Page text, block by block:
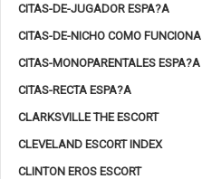
CITAS-DE-JUGADOR ESPA?A
CITAS-DE-NICHO COMO FUNCIONA
CITAS-MONOPARENTALES ESPA?A
CITAS-RECTA ESPA?A
CLARKSVILLE THE ESCORT
CLEVELAND ESCORT INDEX
CLINTON EROS ESCORT